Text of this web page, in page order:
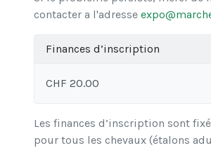
contacter a l'adresse
Finances d’inscription
CHF 20.00
Les finances d’inscription sont
pour tous les chevaux (étalons